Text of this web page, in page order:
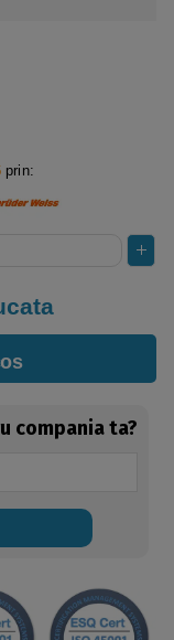
prin:
compania ta?